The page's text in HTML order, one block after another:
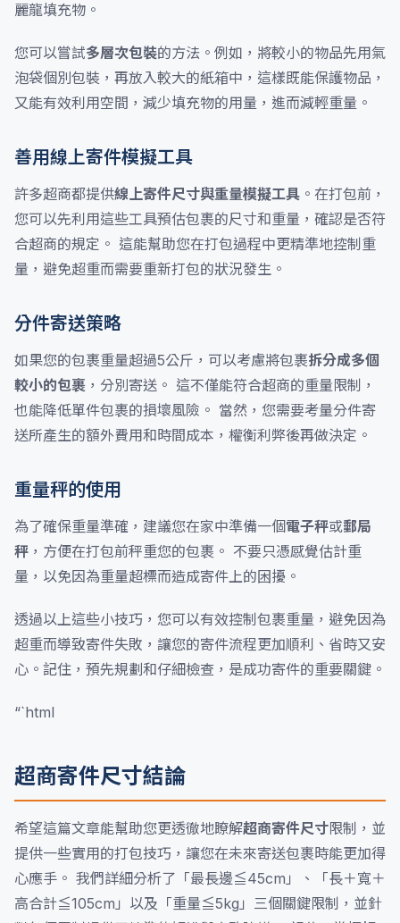
麗龍填充物。
您可以嘗試多層次包裝的方法。例如，將較小的物品先用氣
泡袋個別包裝，再放入較大的紙箱中，這樣既能保護物品，
又能有效利用空間，減少填充物的用量，進而減輕重量。
善用線上寄件模擬工具
許多超商都提供線上寄件尺寸與重量模擬工具 。在打包前，
您可以先利用這些工具預估包裹的尺寸和重量，確認是否符
合超商的規定。 這能幫助您在打包過程中更精準地控制重
量，避免超重而需要重新打包的狀況發生。
分件寄送策略
如果您的包裹重量超過5公斤，可以考慮將包裹拆分成多個
較小的包裹 ，分別寄送。 這不僅能符合超商的重量限制，
也能降低單件包裹的損壞風險。 當然，您需要考量分件寄
送所產生的額外費用和時間成本，權衡利弊後再做決定。
重量秤的使用
為了確保重量準確，建議您在家中準備一個電子秤或郵局
秤 ，方便在打包前秤重您的包裹。 不要只憑感覺估計重
量，以免因為重量超標而造成寄件上的困擾。
透過以上這些小技巧，您可以有效控制包裹重量，避免因為
超重而導致寄件失敗，讓您的寄件流程更加順利、省時又安
心。記住，預先規劃和仔細檢查，是成功寄件的重要關鍵。
“`html
超商寄件尺寸結論
希望這篇文章能幫助您更透徹地瞭解超商寄件尺寸限制，並
提供一些實用的打包技巧，讓您在未來寄送包裹時能更加得
心應手。 我們詳細分析了「最長邊≦45cm」、「長＋寬＋
高合計≦105cm」以及「重量≦5kg」三個關鍵限制，並針